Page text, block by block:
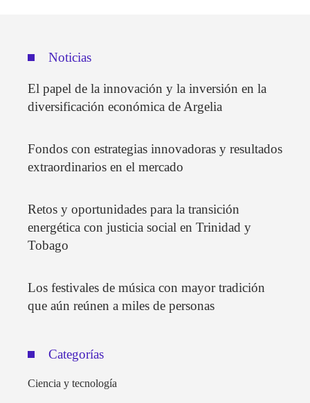
Noticias
El papel de la innovación y la inversión en la
diversificación económica de Argelia
Fondos con estrategias innovadoras y resultados
extraordinarios en el mercado
Retos y oportunidades para la transición
energética con justicia social en Trinidad y
Tobago
Los festivales de música con mayor tradición
que aún reúnen a miles de personas
Categorías
Ciencia y tecnología